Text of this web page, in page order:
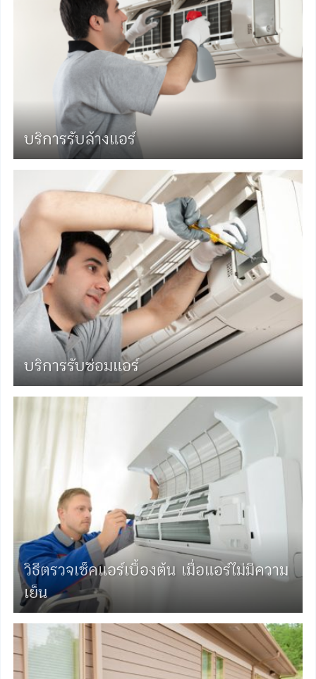
บริการรับล้างแอร์
บริการรับซ่อมแอร์
วิธีตรวจเช็คแอร์เบื้องต้น เมื่อแอร์ไม่มีความ
เย็น